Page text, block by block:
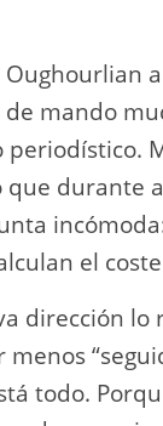
mando
durante
el
dirección
todo.